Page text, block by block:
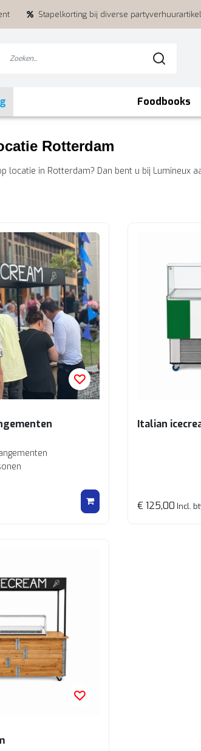
Stapelkorting bij diverse
Foodbooks
Rotterdam
locatie in Rotterdam? Dan bent u bij Lumineux
Italian
€ 125,00 Incl.